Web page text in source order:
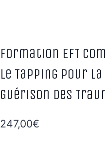
Formation EFT
le Tapping pour
Guérison des
247,00€